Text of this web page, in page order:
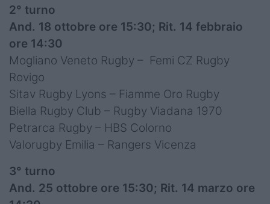
2° turno
And. 18 ottobre ore 15:30; Rit. 14 febbraio
ore 14:30
Mogliano Veneto Rugby – Femi CZ Rugby
Rovigo
Sitav Rugby Lyons – Fiamme Oro Rugby
Biella Rugby Club – Rugby Viadana 1970
Petrarca Rugby – HBS Colorno
Valorugby Emilia – Rangers Vicenza
3° turno
And. 25 ottobre ore 15:30; Rit. 14 marzo ore